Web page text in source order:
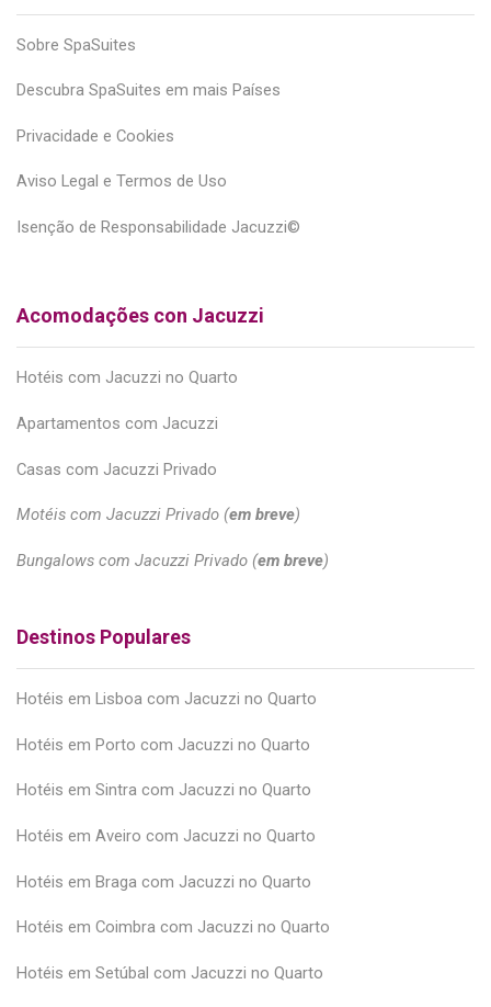
Sobre SpaSuites
Descubra SpaSuites em mais Países
Privacidade e Cookies
Aviso Legal e Termos de Uso
Isenção de Responsabilidade Jacuzzi©
Acomodações con Jacuzzi
Hotéis com Jacuzzi no Quarto
Apartamentos com Jacuzzi
Casas com Jacuzzi Privado
Motéis com Jacuzzi Privado (em breve)
Bungalows com Jacuzzi Privado (em breve)
Destinos Populares
Hotéis em Lisboa com Jacuzzi no Quarto
Hotéis em Porto com Jacuzzi no Quarto
Hotéis em Sintra com Jacuzzi no Quarto
Hotéis em Aveiro com Jacuzzi no Quarto
Hotéis em Braga com Jacuzzi no Quarto
Hotéis em Coimbra com Jacuzzi no Quarto
Hotéis em Setúbal com Jacuzzi no Quarto